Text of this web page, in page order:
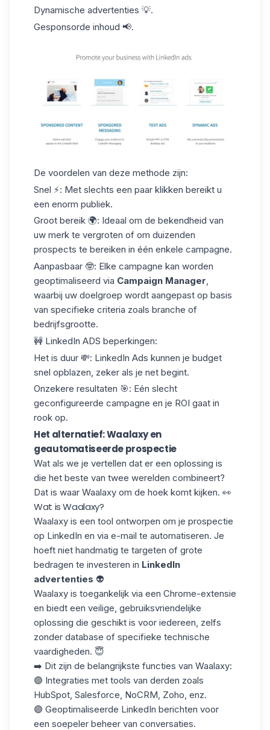
Dynamische advertenties 💡.
Gesponsorde inhoud 📢.
De voordelen van deze methode zijn:
Snel ⚡: Met slechts een paar klikken bereikt u
een enorm publiek.
Groot bereik 🌍: Ideaal om de bekendheid van
uw merk te vergroten of om duizenden
prospects te bereiken in één enkele campagne.
Aanpasbaar 🤓: Elke campagne kan worden
geoptimaliseerd via Campaign Manager,
waarbij uw doelgroep wordt aangepast op basis
van specifieke criteria zoals branche of
bedrijfsgrootte.
🚧 LinkedIn ADS beperkingen:
Het is duur 💸: LinkedIn Ads kunnen je budget
snel opblazen, zeker als je net begint.
Onzekere resultaten 🎯: Eén slecht
geconfigureerde campagne en je ROI gaat in
rook op.
Het alternatief: Waalaxy en
geautomatiseerde prospectie
Wat als we je vertellen dat er een oplossing is
die het beste van twee werelden combineert?
Dat is waar Waalaxy om de hoek komt kijken. 👀
Wat is Waalaxy?
Waalaxy is een tool ontworpen om je prospectie
op LinkedIn en via e-mail te automatiseren. Je
hoeft niet handmatig te targeten of grote
bedragen te investeren in LinkedIn
advertenties 👽
Waalaxy is toegankelijk via een Chrome-extensie
en biedt een veilige, gebruiksvriendelijke
oplossing die geschikt is voor iedereen, zelfs
zonder database of specifieke technische
vaardigheden. 😇
➡️ Dit zijn de belangrijkste functies van Waalaxy:
🟣 Integraties met tools van derden zoals
HubSpot, Salesforce, NoCRM, Zoho, enz.
🟣 Geoptimaliseerde LinkedIn berichten voor
een soepeler beheer van conversaties.